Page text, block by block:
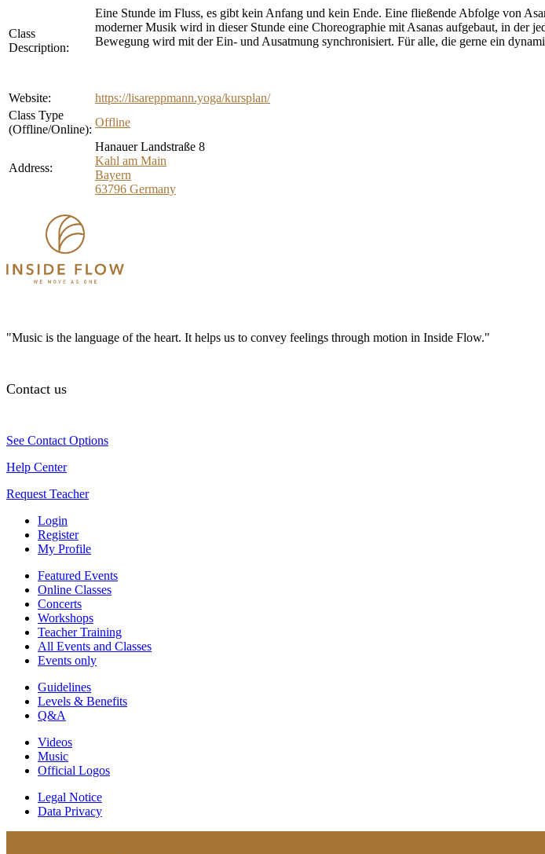
Class
Description:
Eine Stunde im Fluss, es gibt kein Anfang und kein Ende. Eine fließende Abfolge von
moderner Musik wird in dieser Stunde eine Choreographie mit Asanas aufgebaut, in der
Bewegung wird mit der Ein- und Ausatmung synchronisiert. Für alle, die gerne ein
Website:
https://lisareppmann.yoga/kursplan/
Class Type
(Offline/Online):
Offline
Address:
Hanauer Landstraße 8
Kahl am Main
Bayern
63796 Germany
"Music is the language of the heart. It helps us to convey feelings through motion in Inside Flow."
Contact us
See Contact Options
Help Center
Request Teacher
Login
Register
My Profile
Featured Events
Online Classes
Concerts
Workshops
Teacher Training
All Events and Classes
Events only
Guidelines
Levels & Benefits
Q&A
Videos
Music
Official Logos
Legal Notice
Data Privacy